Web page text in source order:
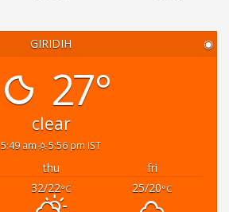
GIRIDIH ◉
27°
clear
5:49 am 5:56 pm IST
thu
fri
32/22°C 25/20°C